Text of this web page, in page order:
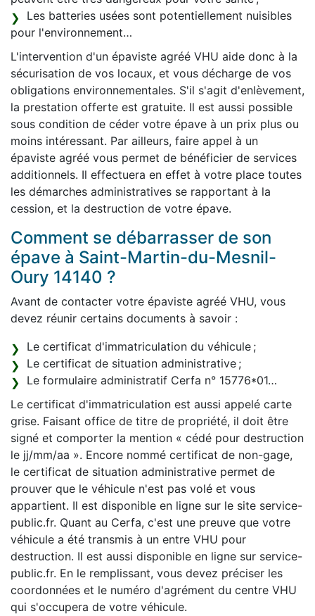
Les batteries usées sont potentiellement nuisibles
pour l'environnement…
L'intervention d'un épaviste agréé VHU aide donc à la
sécurisation de vos locaux, et vous décharge de vos
obligations environnementales. S'il s'agit d'enlèvement,
la prestation offerte est gratuite. Il est aussi possible
sous condition de céder votre épave à un prix plus ou
moins intéressant. Par ailleurs, faire appel à un
épaviste agréé vous permet de bénéficier de services
additionnels. Il effectuera en effet à votre place toutes
les démarches administratives se rapportant à la
cession, et la destruction de votre épave.
Comment se débarrasser de son
épave à Saint-Martin-du-Mesnil-
Oury 14140 ?
Avant de contacter votre épaviste agréé VHU, vous
devez réunir certains documents à savoir :
Le certificat d'immatriculation du véhicule ;
Le certificat de situation administrative ;
Le formulaire administratif Cerfa n° 15776*01…
Le certificat d'immatriculation est aussi appelé carte
grise. Faisant office de titre de propriété, il doit être
signé et comporter la mention « cédé pour destruction
le jj/mm/aa ». Encore nommé certificat de non-gage,
le certificat de situation administrative permet de
prouver que le véhicule n'est pas volé et vous
appartient. Il est disponible en ligne sur le site service-
public.fr. Quant au Cerfa, c'est une preuve que votre
véhicule a été transmis à un entre VHU pour
destruction. Il est aussi disponible en ligne sur service-
public.fr. En le remplissant, vous devez préciser les
coordonnées et le numéro d'agrément du centre VHU
qui s'occupera de votre véhicule.